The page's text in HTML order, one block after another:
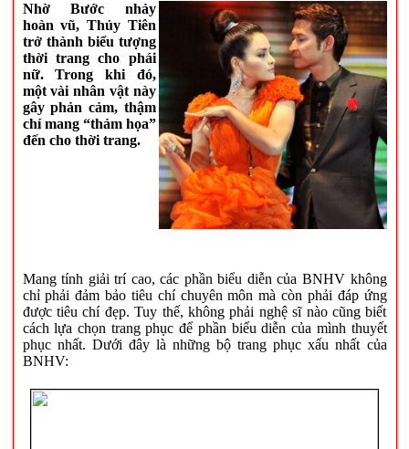
Nhờ Bước nhảy
hoàn vũ, Thủy Tiên
trở thành biểu tượng
thời trang cho phái
nữ. Trong khi đó,
một vài nhân vật này
gây phản cảm, thậm
chí mang “thảm họa”
đến cho thời trang.
Mang tính giải trí cao, các phần biểu diễn của BNHV không
chỉ phải đảm bảo tiêu chí chuyên môn mà còn phải đáp ứng
được tiêu chí đẹp. Tuy thế, không phải nghệ sĩ nào cũng biết
cách lựa chọn trang phục để phần biểu diễn của mình thuyết
phục nhất. Dưới đây là những bộ trang phục xấu nhất của
BNHV: